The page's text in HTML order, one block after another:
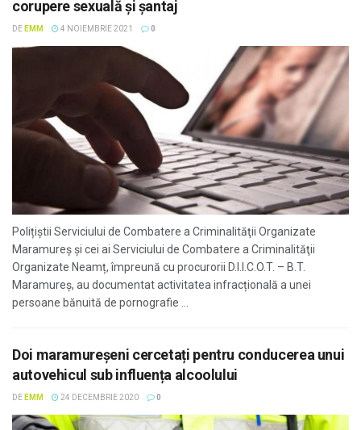
corupere sexuală și șantaj
DE EMM 4 NOIEMBRIE 2021 0
Polițiștii Serviciului de Combatere a Criminalităţii Organizate
Maramureş și cei ai Serviciului de Combatere a Criminalităţii
Organizate Neamț, împreună cu procurorii D.I.I.C.O.T. – B.T.
Maramureș, au documentat activitatea infracțională a unei
persoane bănuită de pornografie ...
Doi maramureşeni cercetați pentru conducerea unui
autovehicul sub influența alcoolului
DE EMM 24 DECEMBRIE 2020 0